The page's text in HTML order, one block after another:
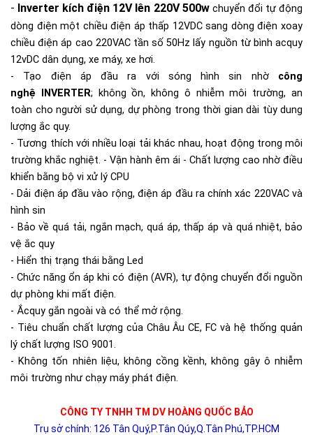
- Inverter kích điện 12V lên 220V500w chuyển đổi tự động
dòng điện một chiều điện áp thấp 12VDC sang dòng điện xoay
chiều điện áp cao 220VAC tần số 50Hz lấy nguồn từ bình acquy
12vDC dân dụng, xe máy, xe hơi.
- Tạo điện áp đầu ra với sóng hình sin nhờ công
nghệ
INVERTER; không ồn, không ô nhiễm môi trường, an
toàn cho người sử dụng, dự phòng trong thời gian dài tùy dung
lượng ắc quy.
- Tương thích với nhiều loại tải khác nhau, hoạt động trong môi
trường khắc nghiệt. - Vận hành êm ái - Chất lượng cao nhờ điều
khiển bằng bộ vi xử lý CPU
- Dải điện áp đầu vào rộng, điện áp đầu ra chính xác 220VAC và
hình sin
- Bảo về quá tải, ngắn mạch, quá áp, thấp áp và quá nhiệt, bảo
vệ ắc quy
- Hiển thị trạng thái bằng Led
- Chức năng ổn áp khi có điện (AVR), tự động chuyển đổi nguồn
dự phòng khi mất điện.
- Ắcquy gắn ngoài và có thể mở rộng.
- Tiêu chuẩn chất lượng của Châu Âu CE, FC và hệ thống quản
lý chất lượng ISO 9001.
- Không tốn nhiên liệu, không cồng kềnh, không gây ô nhiễm
môi trường như chạy máy phát điện.
CÔNG TY TNHH TM DV HOÀNG QUỐC BẢO
Trụ sở chính: 126 Tân Quý,P.Tân Qúy,Q.Tân Phú,TP.HCM